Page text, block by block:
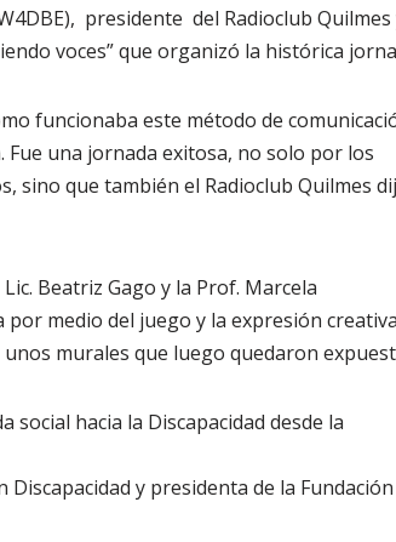
presidente del Radioclub Quilmes
voces” que organizó la histórica
funcionaba este método de
una jornada exitosa, no solo por los
sino que también el Radioclub Quilmes
Beatriz Gago y la Prof. Marcela
medio del juego y la expresión creativa
murales que luego quedaron
social hacia la Discapacidad desde la
y presidenta de la Fundación